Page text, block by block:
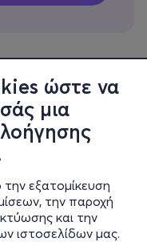
ώστε να
μια
εξατομίκευση
την παροχή
και την
ιστοσελίδων μας.